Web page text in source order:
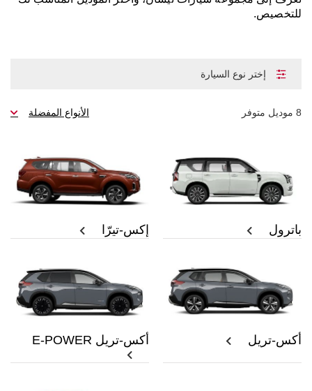
للتخصيص.
إختر نوع السيارة
8 موديل متوفر الأنواع المفضلة
باترول إكس-تيرّا
أكس-تريل أكس-تريل E-POWER